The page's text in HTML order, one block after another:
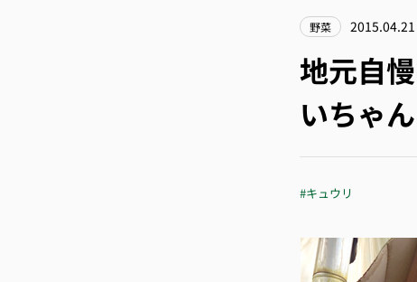
野菜 2015.04.21
地元自
いちゃん
#キュウリ